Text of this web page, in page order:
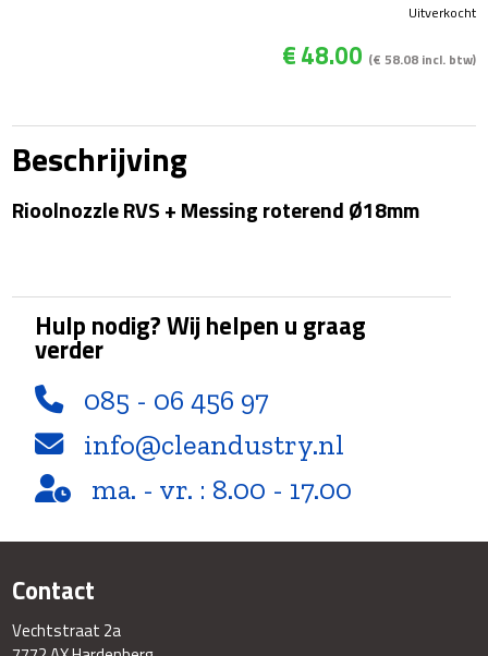
€48.00 (€ 58.08incl. btw)
Uitverkocht
Beschrijving
Rioolnozzle RVS + Messing roterend Ø18mm
Hulp nodig? Wij helpen u graag
verder
085 - 06 456 97
info@cleandustry.nl
ma. - vr. : 8.00 - 17.00
Contact
Vechtstraat 2a